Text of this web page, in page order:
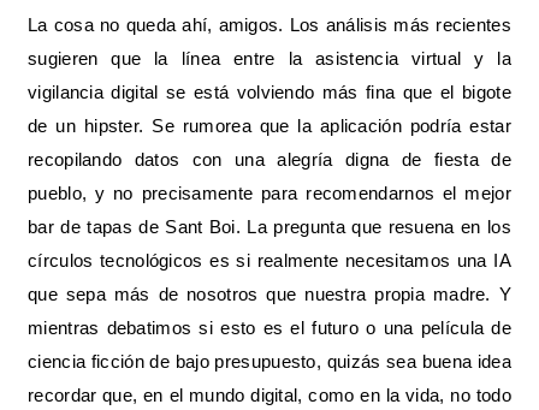
La cosa no queda ahí, amigos. Los análisis más recientes
sugieren que la línea entre la asistencia virtual y la
vigilancia digital se está volviendo más fina que el bigote
de un hipster. Se rumorea que la aplicación podría estar
recopilando datos con una alegría digna de fiesta de
pueblo, y no precisamente para recomendarnos el mejor
bar de tapas de Sant Boi. La pregunta que resuena en los
círculos tecnológicos es si realmente necesitamos una IA
que sepa más de nosotros que nuestra propia madre. Y
mientras debatimos si esto es el futuro o una película de
ciencia ficción de bajo presupuesto, quizás sea buena idea
recordar que, en el mundo digital, como en la vida, no todo